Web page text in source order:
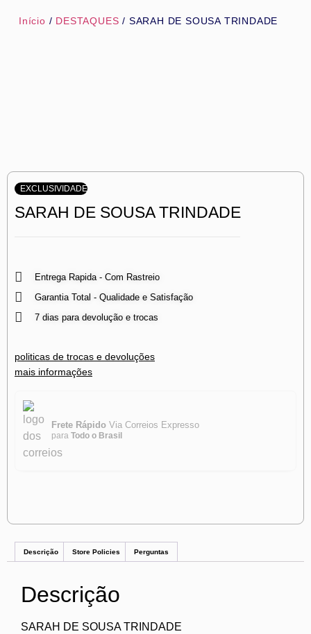
Início / DESTAQUES / SARAH DE SOUSA TRINDADE
EXCLUSIVIDADE
SARAH DE SOUSA TRINDADE
Entrega Rapida - Com Rastreio
Garantia Total - Qualidade e Satisfação
7 dias para devolução e trocas
politicas de trocas e devoluções
mais informações
Frete Rápido Via Correios Expresso
para Todo o Brasil
Descrição Store Policies Perguntas
Descrição
SARAH DE SOUSA TRINDADE